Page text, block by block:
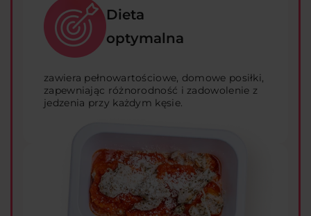
Dieta
optymalna
zawiera pełnowartościowe, domowe posiłki,
zapewniając różnorodność i zadowolenie z
jedzenia przy każdym kęsie.